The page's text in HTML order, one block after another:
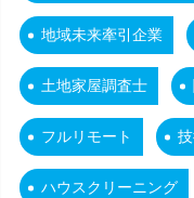
地域未来牽引企業
土地家屋調査士
フルリモート
ハウスクリーニング